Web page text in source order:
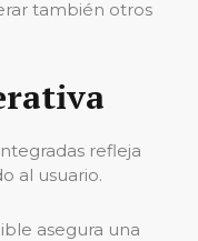
también otros
refleja
al usuario.
asegura una